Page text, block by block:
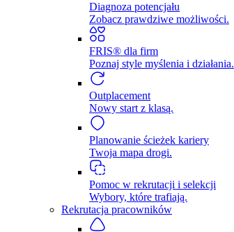
Diagnoza potencjału
Zobacz prawdziwe możliwości.
FRIS® dla firm
Poznaj style myślenia i działania.
Outplacement
Nowy start z klasą.
Planowanie ścieżek kariery
Twoja mapa drogi.
Pomoc w rekrutacji i selekcji
Wybory, które trafiają.
Rekrutacja pracowników